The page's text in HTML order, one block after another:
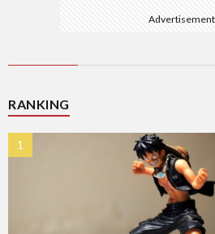
Advertisement
RANKING